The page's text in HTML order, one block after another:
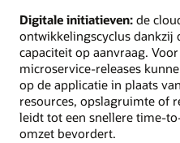
Digitale initiatieven: de
ontwikkelingscyclus dankzij
capaciteit op aanvraag.
microservice-releases
op de applicatie in plaats
resources, opslagruimte of
leidt tot een snellere time-
omzet bevordert.